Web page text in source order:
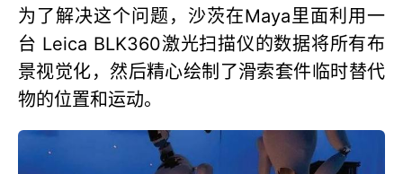
为了解决这个问题，沙茨在Maya里面利用一
台 Leica BLK360激光扫描仪的数据将所有布
景视觉化，然后精心绘制了滑索套件临时替代
物的位置和运动。